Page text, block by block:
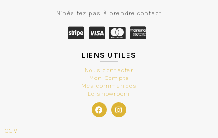
N’hésitez pas à prendre contact
LIENS UTILES
Nous contacter
Mon Compte
Mes commandes
Le showroom
CGV